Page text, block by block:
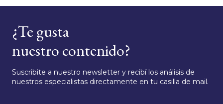
¿Te gusta
nuestro contenido?
Suscribite a nuestro newsletter y recibí los análisis de
nuestros especialistas directamente en tu casilla de mail.